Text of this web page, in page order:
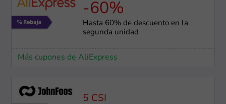
-60%
Hasta 60% de descuento en la
segunda unidad
Más cupones de AliExpress
5 CSI